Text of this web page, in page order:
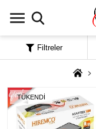
TÜKENDİ
Filtreler